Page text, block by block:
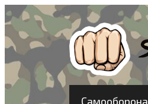
Самооборона